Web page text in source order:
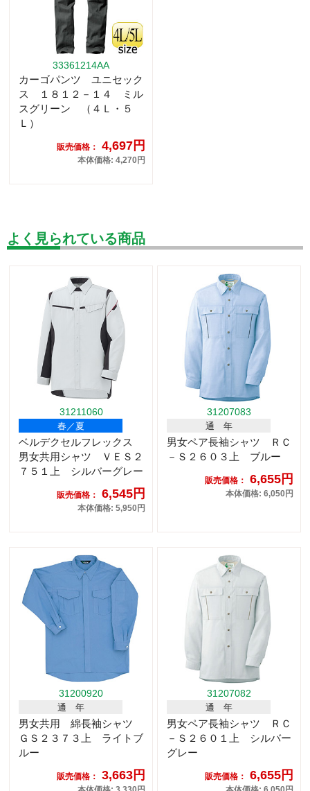
33361214AA
カーゴパンツ ユニセック
ス １８１２－１４ ミル
スグリーン （４Ｌ・５
Ｌ）
販売価格： 4,697円
本体価格: 4,270円
よく見られている商品
31211060
春／夏
ベルデクセルフレックス
男女共用シャツ ＶＥＳ２
７５１上 シルバーグレー
販売価格： 6,545円
本体価格: 5,950円
31207083
通 年
男女ペア長袖シャツ ＲＣ
－Ｓ２６０３上 ブルー
販売価格： 6,655円
本体価格: 6,050円
31200920
通 年
男女共用 綿長袖シャツ
ＧＳ２３７３上 ライトブ
ルー
販売価格： 3,663円
31207082
通 年
男女ペア長袖シャツ ＲＣ
－Ｓ２６０１上 シルバー
グレー
販売価格： 6,655円